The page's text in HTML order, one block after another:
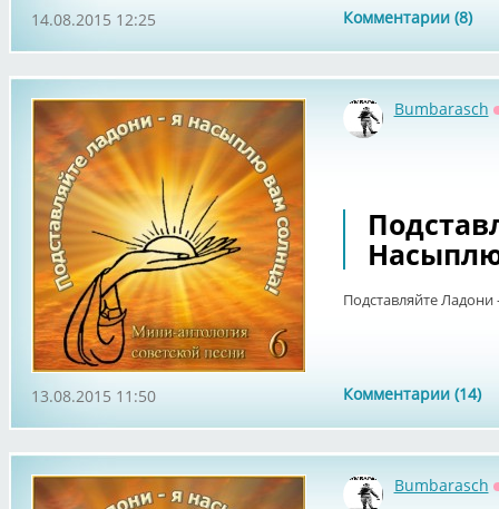
Комментарии (8)
14.08.2015 12:25
Bumbarasch
Подставляйте
Комментарии (14)
13.08.2015 11:50
Bumbarasch